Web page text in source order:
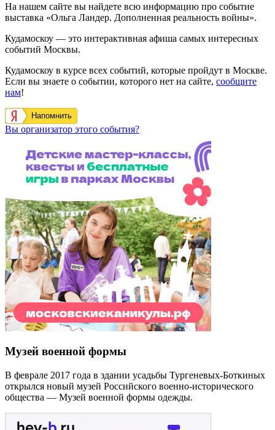
На нашем сайте вы найдете всю информацию про событие
выставка «Ольга Ландер. Дополненная реальность войны».
Кудамоскоу — это интерактивная афиша самых интересных
событий Москвы.
Кудамоскоу в курсе всех событий, которые пройдут в Москве.
Если вы знаете о событии, которого нет на сайте, сообщите
нам!
Напомнить
Вы организатор этого события?
Музей военной формы
В феврале 2017 года в здании усадьбы Тургеневых-Боткиных
открылся новый музей Российского военно-исторического
общества — Музей военной формы одежды.